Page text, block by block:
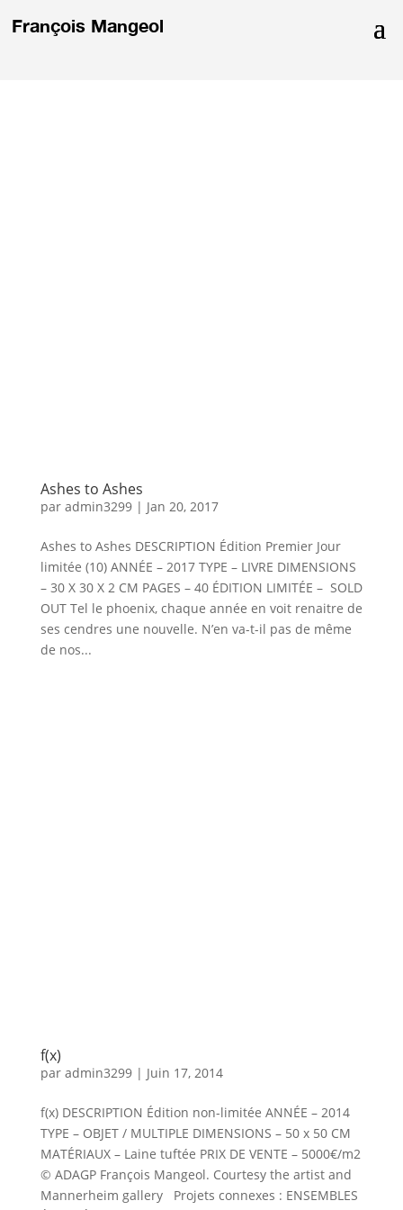
François Mangeol
Ashes to Ashes
par admin3299| Jan 20, 2017
Ashes to Ashes DESCRIPTION Édition Premier Jour
limitée (10) ANNÉE – 2017 TYPE – LIVRE DIMENSIONS
– 30 X 30 X 2 CM PAGES – 40 ÉDITION LIMITÉE – SOLD
OUT Tel le phoenix, chaque année en voit renaitre de
ses cendres une nouvelle. N’en va-t-il pas de même
de nos...
f(x)
par admin3299| Juin 17, 2014
f(x) DESCRIPTION Édition non-limitée ANNÉE – 2014
TYPE – OBJET / MULTIPLE DIMENSIONS – 50 x 50 CM
MATÉRIAUX – Laine tuftée PRIX DE VENTE – 5000€/m2
© ADAGP François Mangeol. Courtesy the artist and
Mannerheim gallery Projets connexes : ENSEMBLES